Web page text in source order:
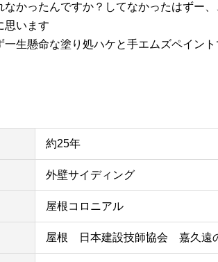
かったんですか？してなかったはずー、
思います
一生懸命な塗り処ハケと手エムズペイント
約25年
外壁サイディング
屋根コロニアル
屋根 日本建設技師協会 嘉久遠